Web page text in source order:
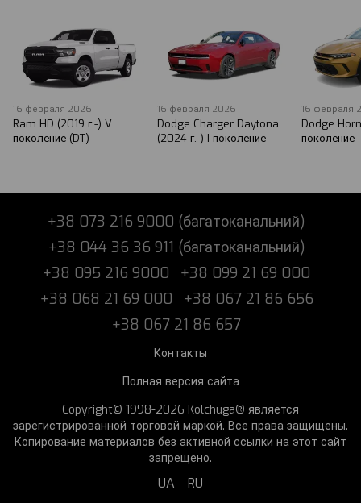
16 февраля 2026
Ram HD (2019 г.-) V
поколение (DT)
16 февраля 2026
Dodge Charger Daytona
(2024 г.-) I поколение
16 февраля
Dodge
поколение
+38 073 216 9000 (багатоканальний)
+38 044 36 36 911 (багатоканальний)
+38 095 216 9000
+38 099 21 69 000
+38 068 21 69 000
+38 067 21 86 656
+38 067 21 86 657
Контакты
Полная версия сайта
Copyright© 1998-2026 Kolchuga® является
зарегистрированной торговой маркой. Все права защищены.
Копирование материалов без активной ссылки на этот сайт
запрещено.
UA RU